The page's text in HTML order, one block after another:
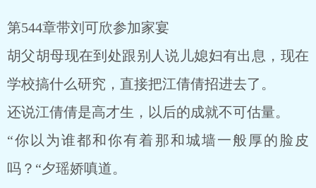
第544章带刘可欣参加家宴
胡父胡母现在到处跟别人说儿媳妇有出息，现在
学校搞什么研究，直接把江倩倩招进去了。
还说江倩倩是高才生，以后的成就不可估量。
“你以为谁都和你有着那和城墙一般厚的脸皮
吗？“夕瑶娇嗔道。